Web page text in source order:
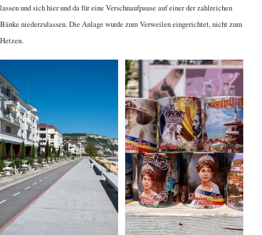
lassen und sich hier und da für eine Verschnaufpause auf einer der zahlreichen
Bänke niederzulassen. Die Anlage wurde zum Verweilen eingerichtet, nicht zum
Hetzen.